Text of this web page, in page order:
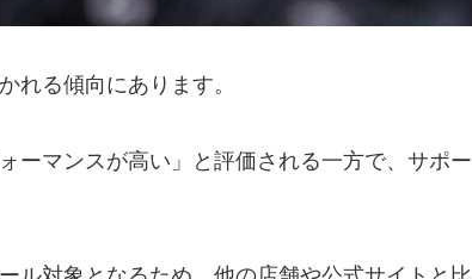
れる傾向にあります。
ーマンスが高い」と評価される一方で、サポー